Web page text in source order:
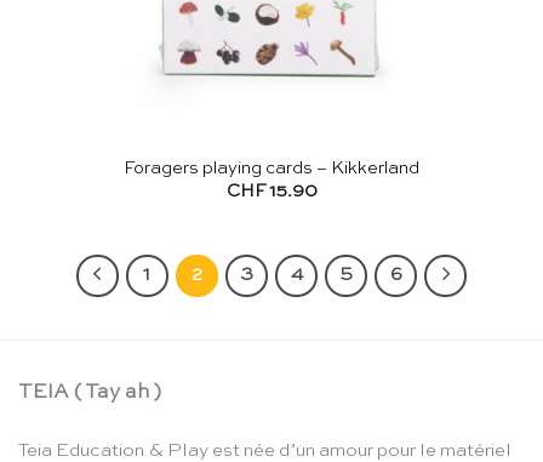
Foragers playing cards – Kikkerland
CHF 15.90
1 2 3 4 5 6
TEIA ( Tay ah )
Teia Education & Play est née d’un amour pour le matériel